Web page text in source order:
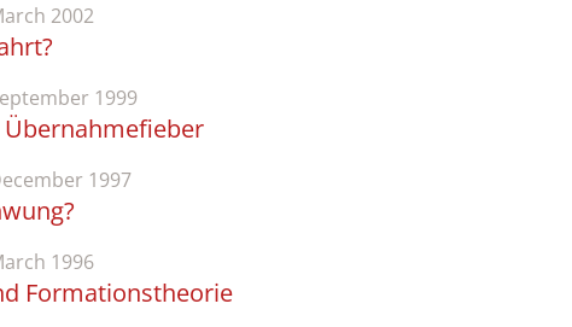
2002
1999
1997
1996
Formationstheorie